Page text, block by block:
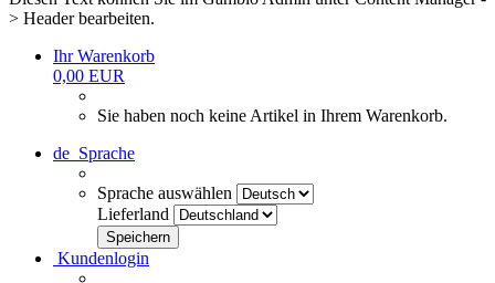
> Header bearbeiten.
Ihr Warenkorb
0,00 EUR
Sie haben noch keine Artikel in Ihrem Warenkorb.
de Sprache
Sprache auswählen
Lieferland
Kundenlogin